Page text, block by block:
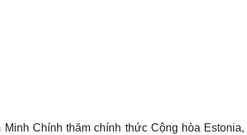
Chính thăm chính thức Cộng hòa